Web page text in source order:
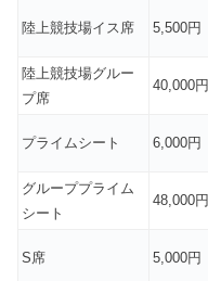
陸上競技場イス席 5,500円
陸上競技場グルー
プ席
40,000円
プライムシート 6,000円
グループプライム
シート
48,000円
S席 5,000円